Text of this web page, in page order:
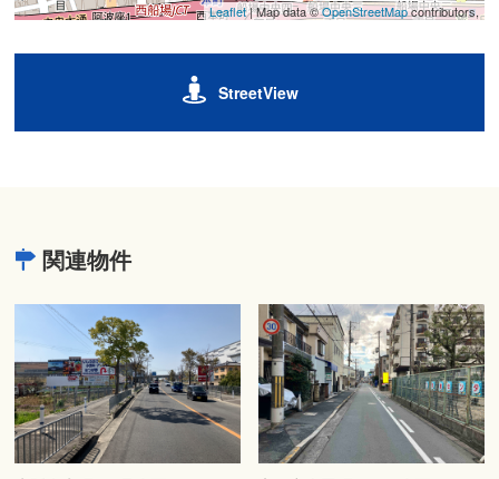
Leaflet| Map data ©OpenStreetMapcontributors,
StreetView
関連物件